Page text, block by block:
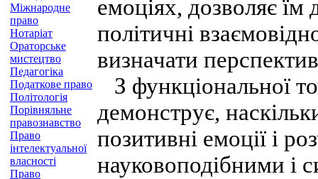
Міжнародне
право
Нотаріат
Ораторське
мистецтво
Педагогіка
Податкове право
Політологія
Порівняльне
правознавство
Право
інтелектуальної
власності
Право
емоціях, дозволяє їм
політичні
визначати
З функціональної
демонструє,
позитивні емоції і
науковоподібними і